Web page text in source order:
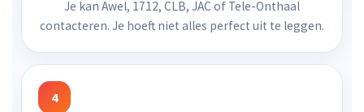
Je kan Awel, 1712, CLB, JAC of Tele-Onthaal
contacteren. Je hoeft niet alles perfect uit te leggen.
4